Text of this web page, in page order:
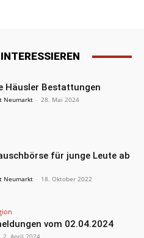
Häusler Bestattungen
Neumarkt - 28. Mai 2024
für junge Leute ab
Neumarkt - 18. Oktober 2022
vom 02.04.2024
2. April 2024